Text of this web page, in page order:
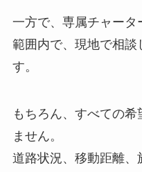
一方で、専属チャー
範囲内で、現地で相談
す。
もちろん、すべての
ません。
道路状況、移動距離